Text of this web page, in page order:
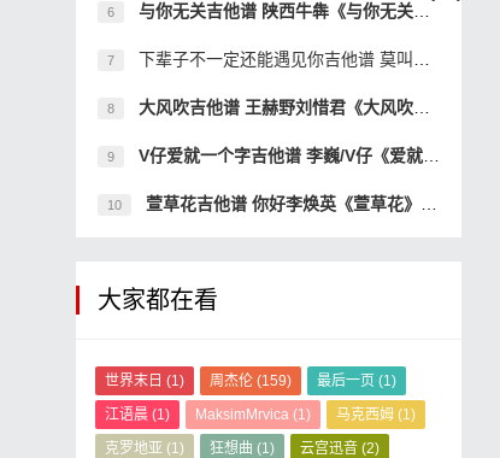
6 与你无关吉他谱 陕西牛犇《与你无关》现场版吉
7 下辈子不一定还能遇见你吉他谱 莫叫姐姐吉他弹
8 大风吹吉他谱 王赫野刘惜君《大风吹》BillieJea
9 V仔爱就一个字吉他谱 李巍/V仔《爱就一个字》吉
10 萱草花吉他谱 你好李焕英《萱草花》完美还原版
大家都在看
世界末日 (1) 周杰伦 (159) 最后一页 (1)
江语晨 (1) MaksimMrvica (1) 马克西姆 (1)
克罗地亚 (1) 狂想曲 (1) 云宫迅音 (2)